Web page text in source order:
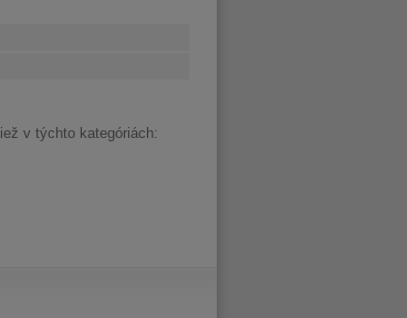
v týchto kategóriách: